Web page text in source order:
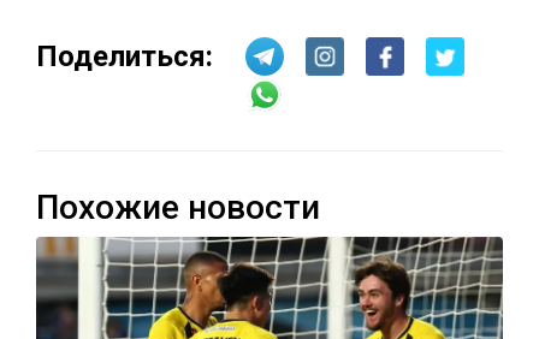
Поделиться:
Похожие новости